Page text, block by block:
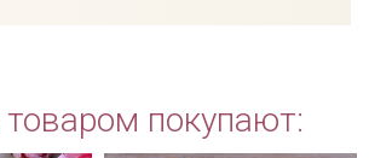
покупают: